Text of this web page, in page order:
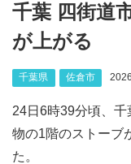
千葉 四街道
が上がる
千葉県 佐倉市
24日6時39分頃、
物の1階のストーブ
た。